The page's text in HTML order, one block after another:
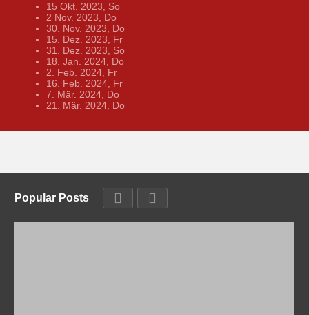
15 Okt. 2023, So
2 Nov. 2023, Do
30. Nov. 2023, Do
15. Dez. 2023, Fr
31. Dez. 2023, So
18. Jan. 2024, Do
2. Feb. 2024, Fr
16. Feb. 2024, Fr
7. Mär. 2024, Do
21. Mär. 2024, Do
Popular Posts